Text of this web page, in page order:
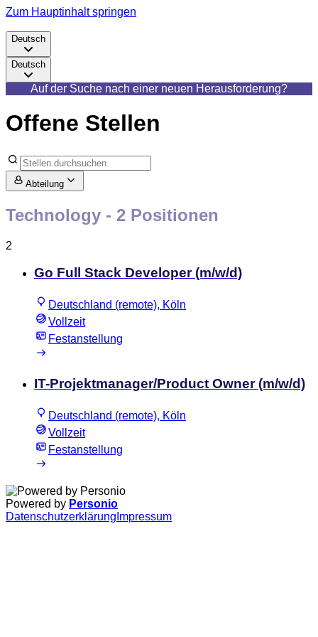
Zum Hauptinhalt springen
Deutsch
Deutsch
Auf der Suche nach einer neuen Herausforderung?
Offene Stellen
Abteilung
Technology - 2 Positionen
2
Go Full Stack Developer (m/w/d)
Deutschland (remote), Köln
Vollzeit
Festanstellung
IT-Projektmanager/Product Owner (m/w/d)
Deutschland (remote), Köln
Vollzeit
Festanstellung
Powered by Personio
Datenschutzerklärung Impressum